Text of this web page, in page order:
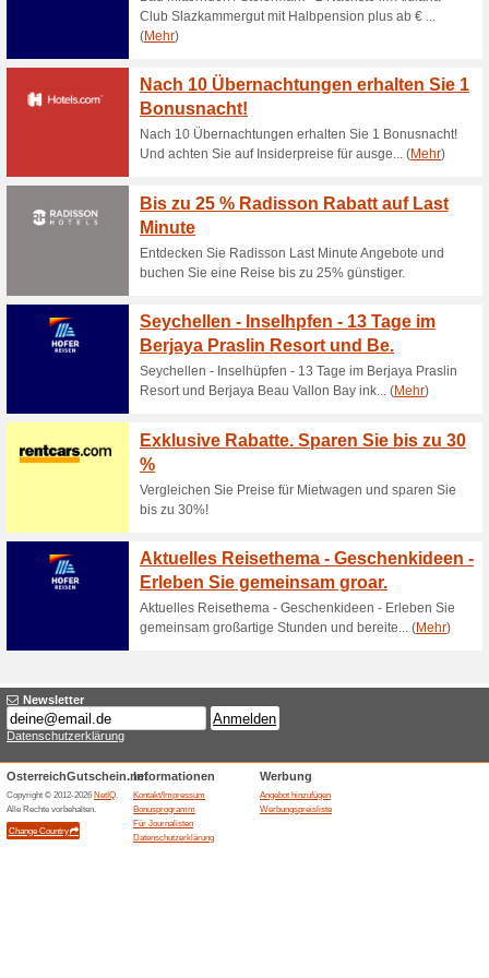
Aktuelle Angebote
TUI Österreich
Pauschalre
100% funktioniert Coupon
TUI Österreich
Aktionscode ist einlösbar auf
MARKIERUNG auf der TUI
TUI Österreich
auf La
100% funktioniert
TUI Österreich
Gönne Dir eine sonnige